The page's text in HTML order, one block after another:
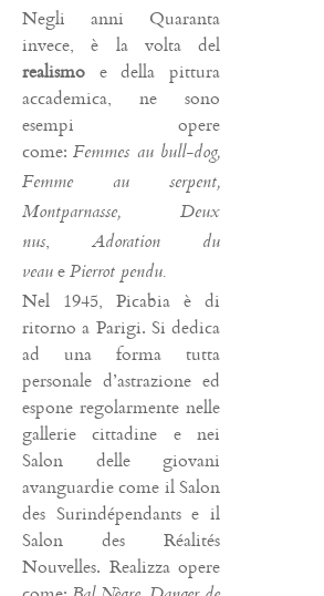
Negli anni Quaranta
invece, è la volta del
realismo e della pittura
accademica, ne sono
esempi opere
come:Femmes au bull-dog,
Femme au serpent,
Montparnasse, Deux
nus,
Adoration du
veauePierrot pendu.
Nel 1945, Picabia è di
ritorno a Parigi. Si dedica
ad una forma tutta
personale d’astrazione ed
espone regolarmente nelle
gallerie cittadine e nei
Salon delle giovani
avanguardie come il Salon
des Surindépendants e il
Salon des Réalités
Nouvelles. Realizza opere